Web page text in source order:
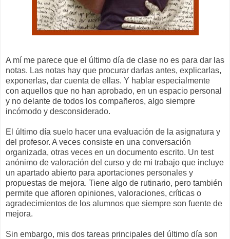
A mí me parece que el último día de clase no es para dar las
notas. Las notas hay que procurar darlas antes, explicarlas,
exponerlas, dar cuenta de ellas. Y hablar especialmente
con aquellos que no han aprobado, en un espacio personal
y no delante de todos los compañeros, algo siempre
incómodo y desconsiderado.
El último día suelo hacer una evaluación de la asignatura y
del profesor. A veces consiste en una conversación
organizada, otras veces en un documento escrito. Un test
anónimo de valoración del curso y de mi trabajo que incluye
un apartado abierto para aportaciones personales y
propuestas de mejora. Tiene algo de rutinario, pero también
permite que afloren opiniones, valoraciones, críticas o
agradecimientos de los alumnos que siempre son fuente de
mejora.
Sin embargo, mis dos tareas principales del último día son